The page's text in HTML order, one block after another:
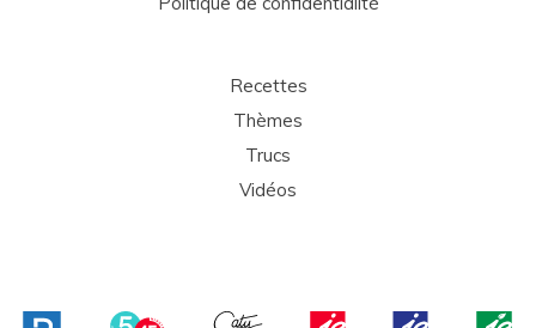
Recettes
Thèmes
Trucs
Vidéos